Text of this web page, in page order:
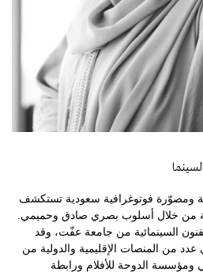
ومصوّرة فوتوغرافية سعودية تستكشف
من خلال أسلوب بصري صادق وحميمي.
السينمائية من جامعة عفّت، وقد
من المنصات الإقليمية والدولية من
ومؤسسة الدوحة للأفلام ورابطة